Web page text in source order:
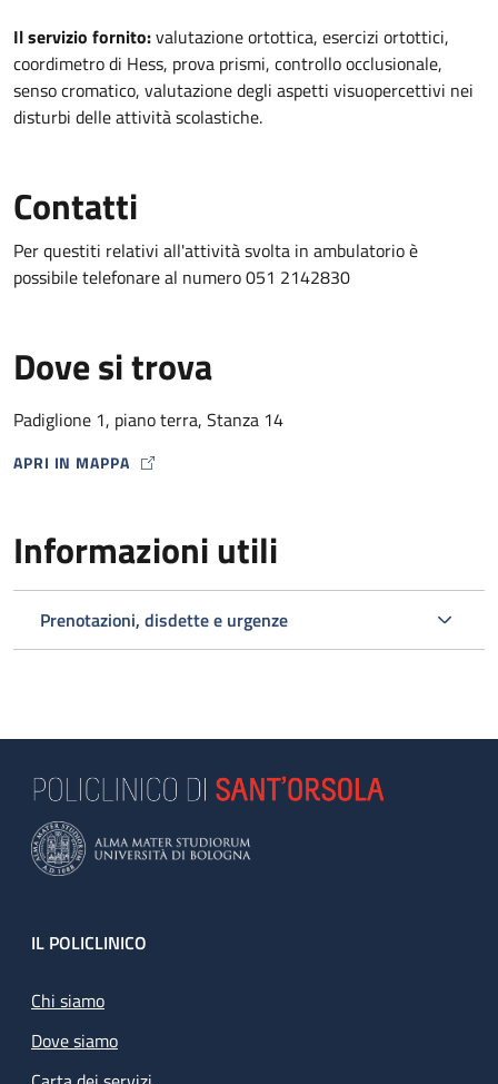
Descrizione
Il servizio fornito:valutazione ortottica, esercizi ortottici,
coordimetro di Hess, prova prismi, controllo occlusionale,
senso cromatico, valutazione degli aspetti visuopercettivi nei
disturbi delle attività scolastiche.
Contatti
Per questiti relativi all'attività svolta in ambulatorio è
possibile telefonare al numero 051 2142830
Dove si trova
Padiglione 1, piano terra, Stanza 14
APRI IN MAPPA
MAP ICON
Informazioni utili
Prenotazioni, disdette e urgenze
Footer
IL POLICLINICO
Chi siamo
Dove siamo